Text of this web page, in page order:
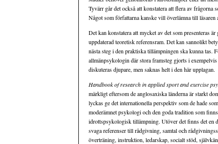
Tyvärr går det också att konstatera att flera av
Något som författarna kanske vill överlämna till läsaren
Det kan konstatera att mycket av det som presenteras
uppdaterad teoretisk referensram. Det kan sannolikt
nästa steg i den praktiska tillämpningen ska kunna tas.
allmänpsykologin där stora framsteg gjorts i
diskuteras djupare, men saknas helt i den här upplagan.
Handbook of research in applied sport and exercise
märkligt eftersom de anglosaxiska länderna är starkt
lyckas ge det internationella perspektiv som de hade
moderämnet psykologi och den goda tradition som
idrottspsykologisk tillämpning. Utöver det finns det en
svaga referenser till rådgivning, samtal och
överträning, instruktion, ledarskap, socialt stöd,